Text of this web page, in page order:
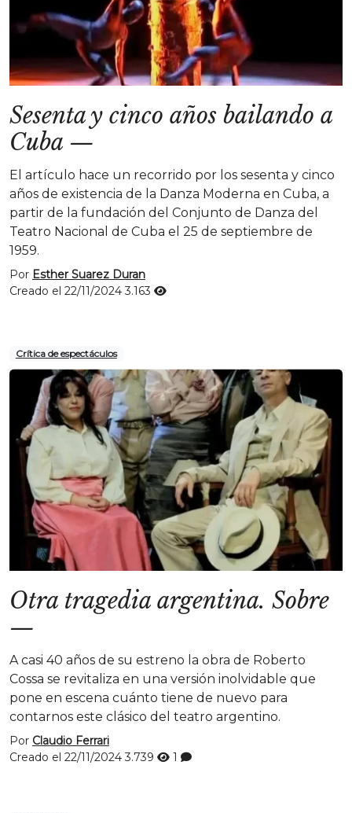
Sesenta y cinco años bailando a
Cuba —
El artículo hace un recorrido por los sesenta y cinco
años de existencia de la Danza Moderna en Cuba, a
partir de la fundación del Conjunto de Danza del
Teatro Nacional de Cuba el 25 de septiembre de
1959.
Por Esther Suarez Duran
Creado el 22/11/20243.163
Crítica de espectáculos
Otra tragedia argentina. Sobre
—
A casi 40 años de su estreno la obra de Roberto
Cossa se revitaliza en una versión inolvidable que
pone en escena cuánto tiene de nuevo para
contarnos este clásico del teatro argentino.
Por Claudio Ferrari
Creado el 22/11/20243.739 1